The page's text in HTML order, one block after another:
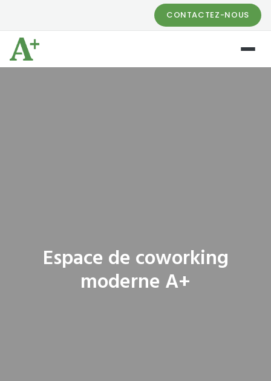
CONTACTEZ-NOUS
Espace de coworking
moderne A+